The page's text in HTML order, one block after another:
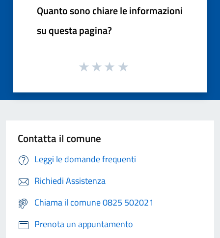
Quanto sono chiare le informazioni
su questa pagina?
Contatta il comune
Leggi le domande frequenti
Richiedi Assistenza
Chiama il comune 0825 502021
Prenota un appuntamento